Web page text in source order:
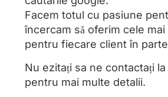
Facem totul cu pasiune
încercam să oferim cele
pentru fiecare client în
Nu ezitați sa ne contactați la
pentru mai multe detalii.